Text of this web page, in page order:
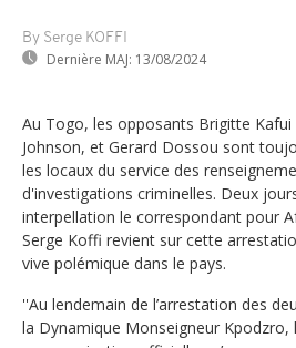
By Serge KOFFI
Dernière MAJ: 13/08/2024
Au Togo, les opposants Brigitte
Johnson, et Gerard Dossou sont
les locaux du service des
d'investigations criminelles. Deux
interpellation le correspondant pour
Serge Koffi revient sur cette
vive polémique dans le pays.
''Au lendemain de l’arrestation des
la Dynamique Monseigneur Kpodzro,